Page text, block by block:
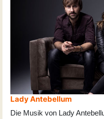
Lady Antebellum
Die Musik von Lady